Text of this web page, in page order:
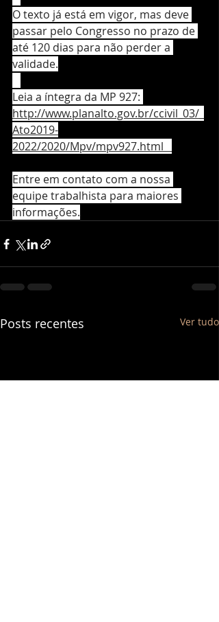
O texto já está em vigor, mas deve
passar pelo Congresso no prazo de
até 120 dias para não perder a
validade.
Leia a íntegra da MP 927:
http://www.planalto.gov.br/ccivil_03/_
Ato2019-
2022/2020/Mpv/mpv927.html⠀
Entre em contato com a nossa
equipe trabalhista para maiores
informações.
Posts recentes Ver tudo